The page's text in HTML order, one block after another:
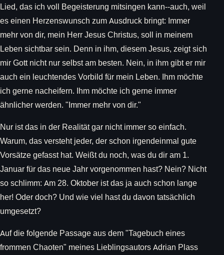
Lied, das ich voll Begeisterung mitsingen kann--auch, weil
es einen Herzenswunsch zum Ausdruck bringt: Immer
mehr von dir, mein Herr Jesus Christus, soll in meinem
Leben sichtbar sein. Denn in ihm, diesem Jesus, zeigt sich
mir Gott nicht nur selbst am besten. Nein, in ihm gibt er mir
auch ein leuchtendes Vorbild für mein Leben. Ihm möchte
ich gerne nacheifern. Ihm möchte ich gerne immer
ähnlicher werden. "Immer mehr von dir."
Nur ist das in der Realität gar nicht immer so einfach.
Warum, das versteht jeder, der schon irgendeinmal gute
Vorsätze gefasst hat. Weißt du noch, was du dir am 1.
Januar für das neue Jahr vorgenommen hast? Nein? Nicht
so schlimm: Am 28. Oktober ist das ja auch schon lange
her! Oder doch? Und wie viel hast du davon tatsächlich
umgesetzt?
Auf die folgende Passage aus dem "Tagebuch eines
frommen Chaoten" meines Lieblingsautors Adrian Plass